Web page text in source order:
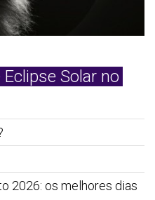
Solar no
2026: os melhores dias